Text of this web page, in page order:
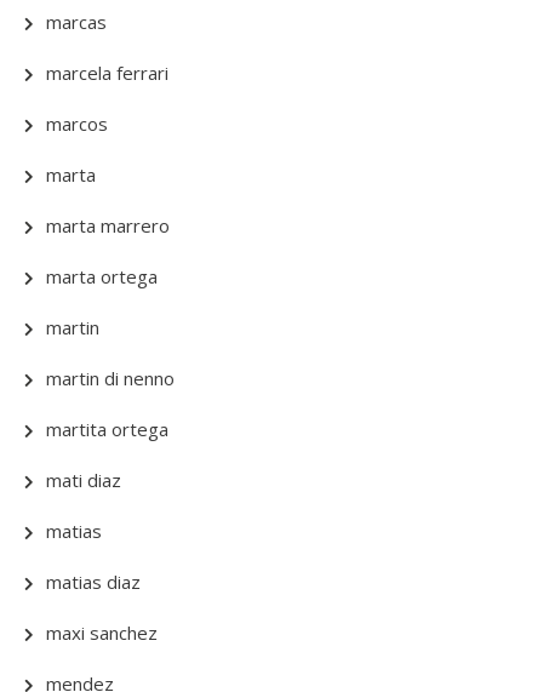
marcas
marcela ferrari
marcos
marta
marta marrero
marta ortega
martin
martin di nenno
martita ortega
mati diaz
matias
matias diaz
maxi sanchez
mendez